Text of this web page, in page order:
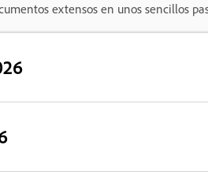
extensos en unos sencillos